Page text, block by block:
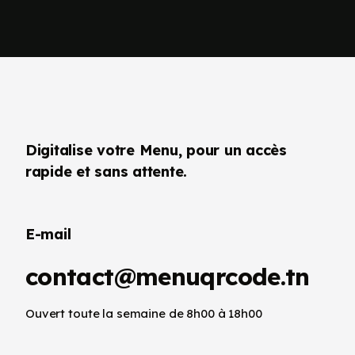
Digitalise votre Menu, pour un accès
rapide et sans attente.
E-mail
contact@menuqrcode.tn
Ouvert toute la semaine de 8h00 à 18h00